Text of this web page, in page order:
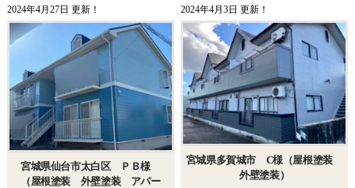
2024年4月27日 更新！
宮城県仙台市太白区 ＰＢ様
（屋根塗装 外壁塗装 アパー
2024年4月3日 更新！
宮城県多賀城市 C様（屋根塗装
外壁塗装）